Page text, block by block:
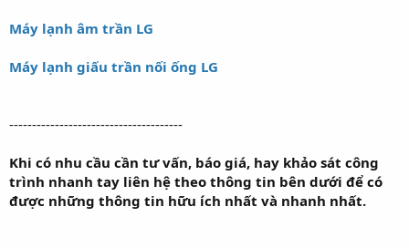
Máy lạnh âm trần LG
Máy lạnh giấu trần nối ống LG
--------------------------------------
Khi có nhu cầu cần tư vấn, báo giá, hay khảo sát công
trình nhanh tay liên hệ theo thông tin bên dưới để có
được những thông tin hữu ích nhất và nhanh nhất.